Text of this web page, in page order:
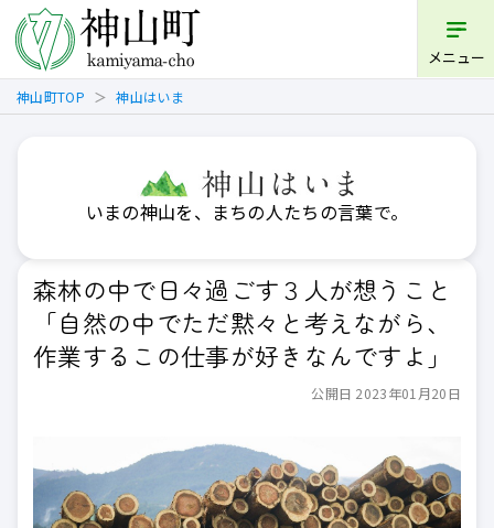
メニュー
神山町TOP 神山はいま
いまの神山を、まちの人たちの言葉で。
森林の中で日々過ごす３人が想うこと
「自然の中でただ黙々と考えながら、
作業するこの仕事が好きなんですよ」
公開日 2023年01月20日